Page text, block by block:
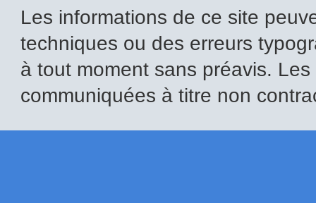
Les informations de ce site
techniques ou des erreurs
à tout moment sans préavis.
communiquées à titre non